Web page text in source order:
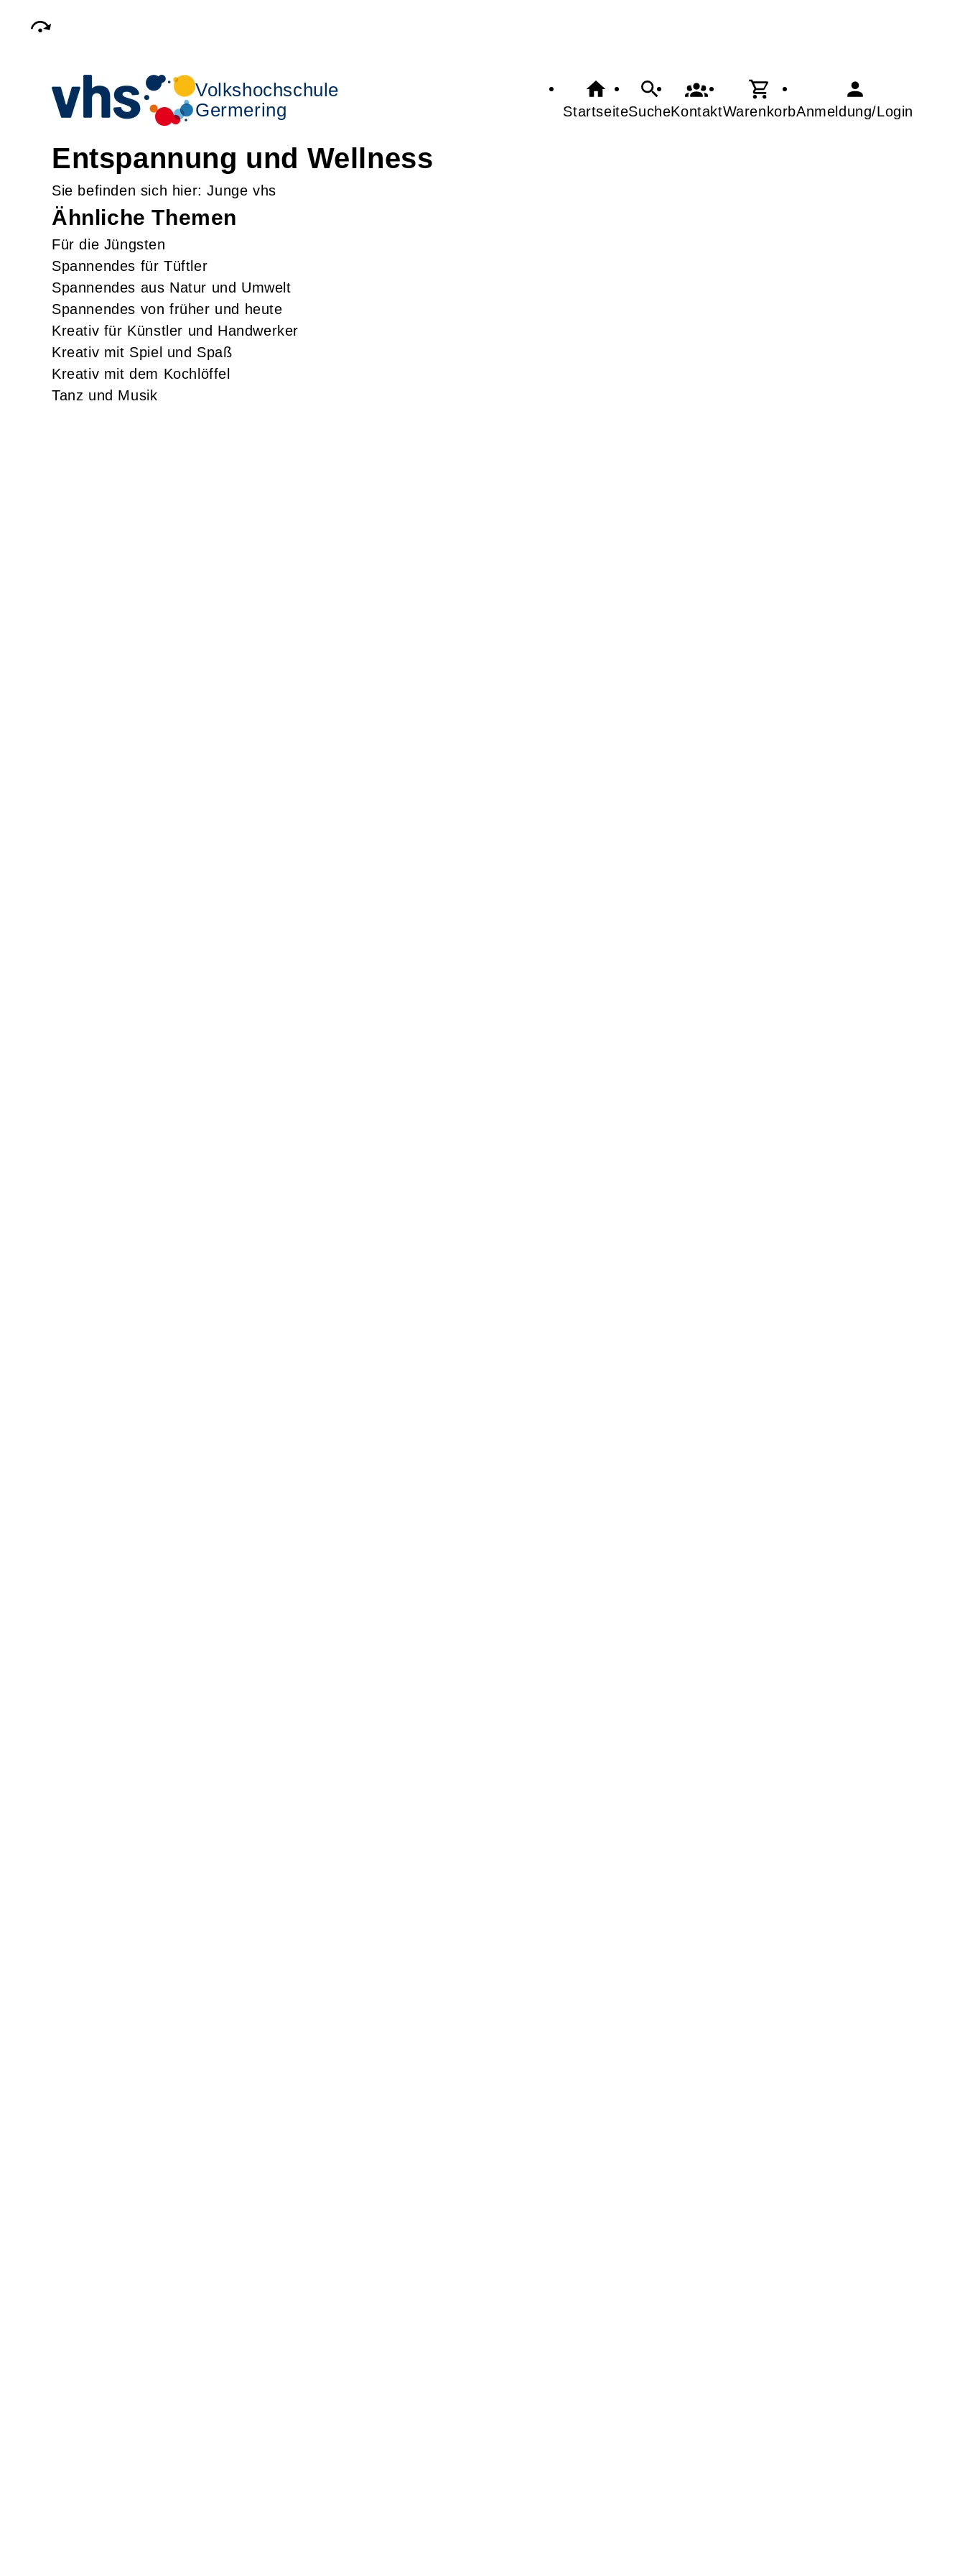
Volkshochschule
Germering
StartseiteSucheKontaktWarenkorbAnmeldung/Login
Entspannung und Wellness
Junge vhs
Ähnliche Themen
Für die Jüngsten
Spannendes für Tüftler
Spannendes aus Natur und Umwelt
Spannendes von früher und heute
Kreativ für Künstler und Handwerker
Kreativ mit Spiel und Spaß
Kreativ mit dem Kochlöffel
Tanz und Musik